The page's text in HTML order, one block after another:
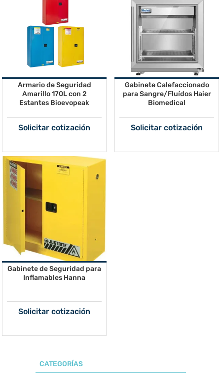
Armario de Seguridad
Amarillo 170L con 2
Estantes Bioevopeak
Solicitar cotización
Gabinete Calefaccionado
para Sangre/Fluídos Haier
Biomedical
Solicitar cotización
Gabinete de Seguridad para
Inflamables Hanna
Solicitar cotización
CATEGORÍAS